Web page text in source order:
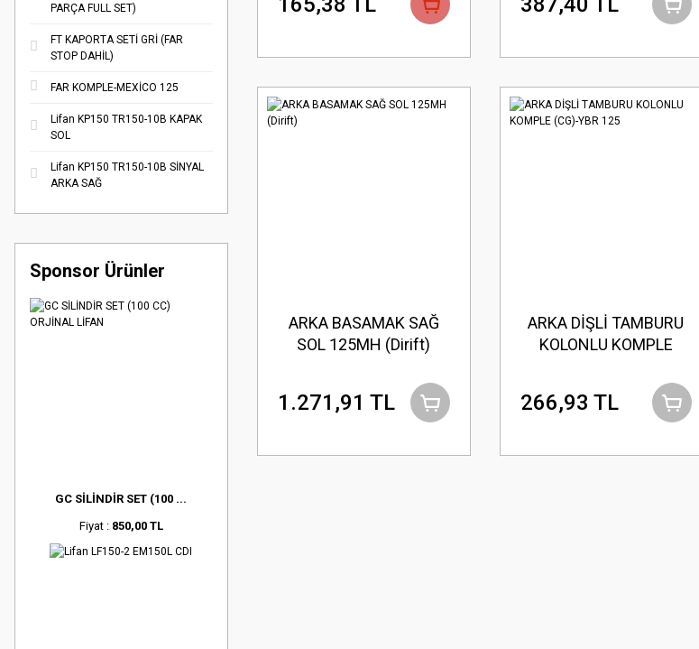
PARÇA FULL SET)
FT KAPORTA SETİ GRİ (FAR
STOP DAHİL)
FAR KOMPLE-MEXİCO 125
Lifan KP150 TR150-10B KAPAK
SOL
Lifan KP150 TR150-10B SİNYAL
ARKA SAĞ
Sponsor Ürünler
GC SİLİNDİR SET (100 ...
Fiyat : 850,00 TL
ARKA BASAMAK SAĞ
SOL 125MH (Dirift)
1.271,91 TL
ARKA DİŞLİ TAMBURU
KOLONLU KOMPLE
266,93 TL